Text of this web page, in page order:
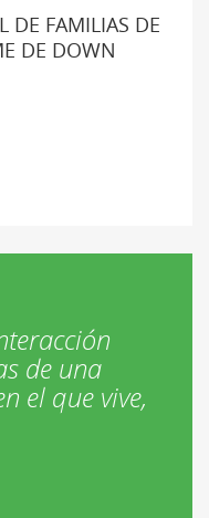
DE FAMILIAS DE
DE DOWN
de una
el que vive,